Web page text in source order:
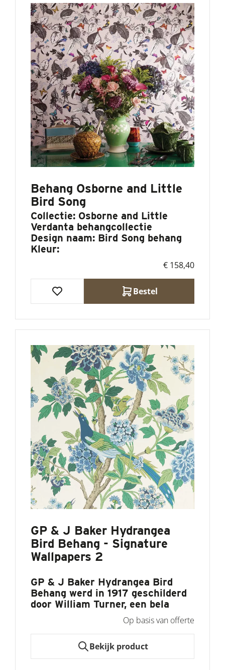
Behang Osborne and Little
Bird Song
Collectie: Osborne and Little
Verdanta behangcollectie
Design naam: Bird Song behang
Kleur:
€ 158,40
Bestel
GP & J Baker Hydrangea
Bird Behang - Signature
Wallpapers 2
GP & J Baker Hydrangea Bird
Behang werd in 1917 geschilderd
door William Turner, een bela
Op basis van offerte
Bekijk product